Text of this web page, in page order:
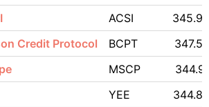
ACSI
Credit Protocol BCPT
MSCP
YEE